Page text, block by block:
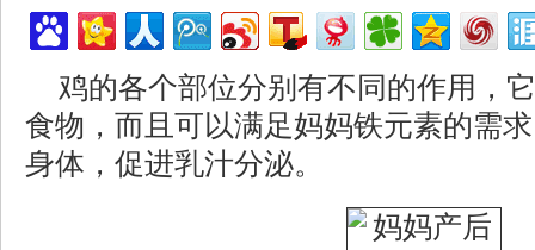
鸡的各个部位分别有不同的作用，
食物，而且可以满足妈妈铁元素的需
身体，促进乳汁分泌。